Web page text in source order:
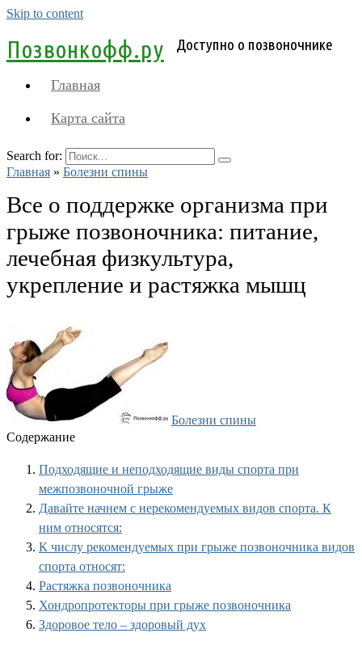
Skip to content
Позвонкофф.ру Доступно о позвоночнике
Главная
Карта сайта
Search for:
Главная » Болезни спины
Все о поддержке организма при
грыже позвоночника: питание,
лечебная физкультура,
укрепление и растяжка мышц
Болезни спины
Содержание
Подходящие и неподходящие виды спорта при
межпозвоночной грыже
Давайте начнем с нерекомендуемых видов спорта. К
ним относятся:
К числу рекомендуемых при грыже позвоночника видов
спорта относят:
Растяжка позвоночника
Хондропротекторы при грыже позвоночника
Здоровое тело – здоровый дух